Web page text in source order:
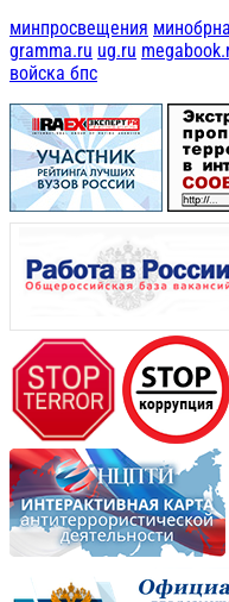
минпросвещения
gramma.ru ug.ru
войска бпс